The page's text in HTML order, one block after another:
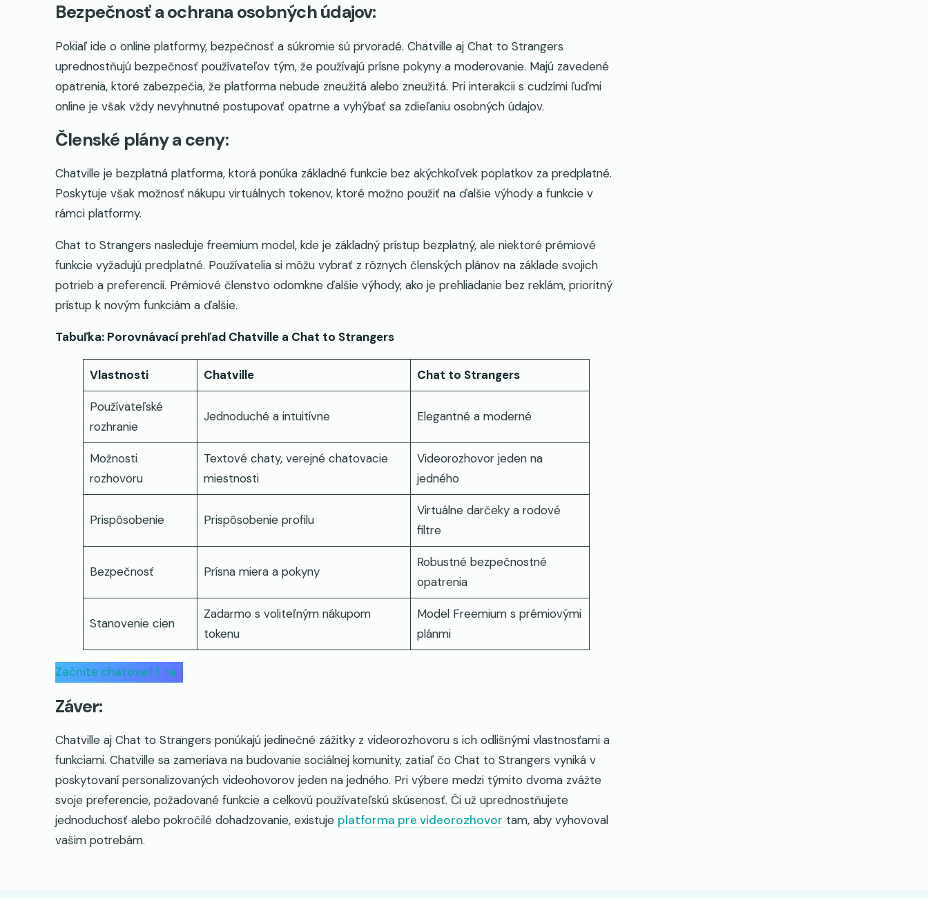
Bezpečnosť a ochrana osobných údajov:
Pokiaľ ide o online platformy, bezpečnosť a súkromie sú prvoradé. Chatville aj Chat to Strangers
uprednostňujú bezpečnosť používateľov tým, že používajú prísne pokyny a moderovanie. Majú zavedené
opatrenia, ktoré zabezpečia, že platforma nebude zneužitá alebo zneužitá. Pri interakcii s cudzími ľuďmi
online je však vždy nevyhnutné postupovať opatrne a vyhýbať sa zdieľaniu osobných údajov.
Členské plány a ceny:
Chatville je bezplatná platforma, ktorá ponúka základné funkcie bez akýchkoľvek poplatkov za predplatné.
Poskytuje však možnosť nákupu virtuálnych tokenov, ktoré možno použiť na ďalšie výhody a funkcie v
rámci platformy.
Chat to Strangers nasleduje freemium model, kde je základný prístup bezplatný, ale niektoré prémiové
funkcie vyžadujú predplatné. Používatelia si môžu vybrať z rôznych členských plánov na základe svojich
potrieb a preferencií. Prémiové členstvo odomkne ďalšie výhody, ako je prehliadanie bez reklám, prioritný
prístup k novým funkciám a ďalšie.
Tabuľka: Porovnávací prehľad Chatville a Chat to Strangers
Vlastnosti Chatville Chat to Strangers
Používateľské
rozhranie
Jednoduché a intuitívne Elegantné a moderné
Možnosti
rozhovoru
Textové chaty, verejné chatovacie
miestnosti
Videorozhovor jeden na
jedného
Prispôsobenie Prispôsobenie profilu
Virtuálne darčeky a rodové
filtre
Bezpečnosť Prísna miera a pokyny
Robustné bezpečnostné
opatrenia
Stanovenie cien
Zadarmo s voliteľným nákupom
tokenu
Model Freemium s prémiovými
plánmi
Začnite chatovať 1 na 1
Záver:
Chatville aj Chat to Strangers ponúkajú jedinečné zážitky z videorozhovoru s ich odlišnými vlastnosťami a
funkciami. Chatville sa zameriava na budovanie sociálnej komunity, zatiaľ čo Chat to Strangers vyniká v
poskytovaní personalizovaných videohovorov jeden na jedného. Pri výbere medzi týmito dvoma zvážte
svoje preferencie, požadované funkcie a celkovú používateľskú skúsenosť. Či už uprednostňujete
jednoduchosť alebo pokročilé dohadzovanie, existuje platforma pre videorozhovor tam, aby vyhovoval
vašim potrebám.